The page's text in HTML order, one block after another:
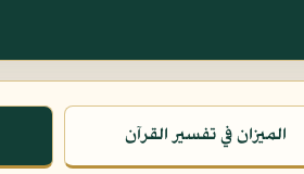
الميزان في تفسير القرآن